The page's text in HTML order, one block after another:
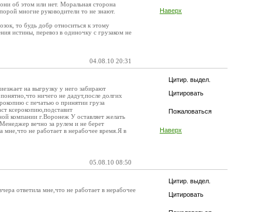
Наверх
об этом или нет. Моральная сторона
многие руководители то не знают.
то будь добр относиться к этому
истины, перевоз в одиночку с грузаком не
04.08.10 20:31
Цитир. выдел.
Цитировать
Пожаловаться
Наверх
на выгрузку у него забирают
ничего не дадут,после долгих
с печатью о принятии груза
ксерокопию,подставит
компании г.Воронеж У оставляет желать
вечно за рулем и не берет
мне,что не работает в нерабочее время.Я в
05.08.10 08:50
Цитир. выдел.
Цитировать
ответила мне,что не работает в нерабочее